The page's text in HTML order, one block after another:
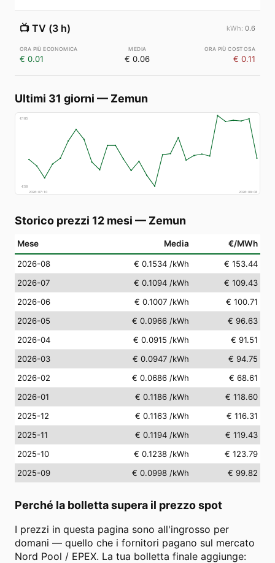
📺 TV (3 h) 0.6
€ 0.01 € 0.06 € 0.11
Ultimi 31 giorni — Zemun
€185
€58
2026-07-10
2026-08-08
Storico prezzi 12 mesi — Zemun
Mese Media €/MWh
2026-08 € 0.1534 /kWh
€ 153.44
2026-07
€ 0.1094 /kWh
€ 109.43
2026-06
€ 0.1007 /kWh
€ 100.71
2026-05
€ 0.0966 /kWh
€ 96.63
2026-04
€ 0.0915 /kWh
€ 91.51
2026-03
€ 0.0947 /kWh
€ 94.75
2026-02
€ 0.0686 /kWh
€ 68.61
2026-01
€ 0.1186 /kWh
€ 118.60
2025-12
€ 0.1163 /kWh
€ 116.31
2025-11
€ 0.1194 /kWh
€ 119.43
2025-10
€ 0.1238 /kWh
€ 123.79
2025-09
€ 0.0998 /kWh € 99.82
Perché la bolletta supera il prezzo spot
I prezzi in questa pagina sono all'ingrosso per
domani — quello che i fornitori pagano sul mercato
Nord Pool / EPEX. La tua bolletta finale aggiunge: